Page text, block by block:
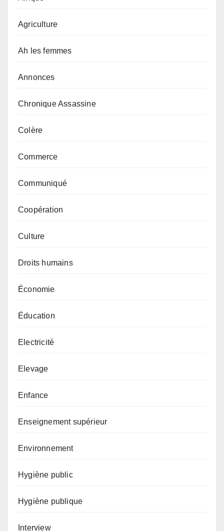
Agriculture
Ah les femmes
Annonces
Chronique Assassine
Colère
Commerce
Communiqué
Coopération
Culture
Droits humains
Économie
Éducation
Electricité
Elevage
Enfance
Enseignement supérieur
Environnement
Hygiène public
Hygiène publique
Interview